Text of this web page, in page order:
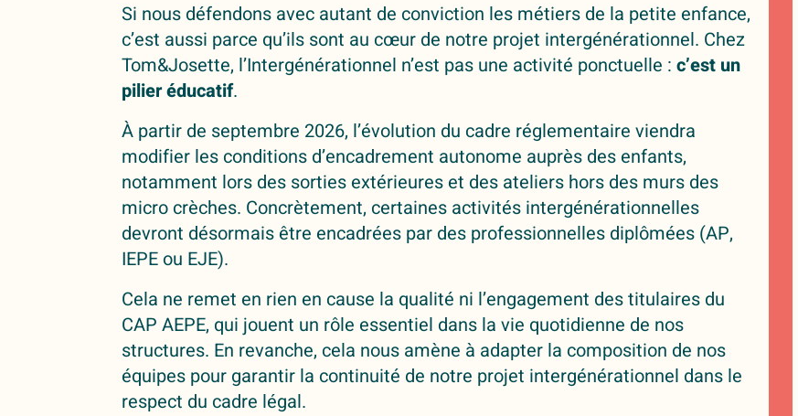
Si nous défendons avec autant de conviction les métiers de la petite enfance,
c’est aussi parce qu’ils sont au cœur de notre projet intergénérationnel. Chez
Tom&Josette, l’Intergénérationnel n’est pas une activité ponctuelle : c’est un
pilier éducatif.
À partir de septembre 2026, l’évolution du cadre réglementaire viendra
modifier les conditions d’encadrement autonome auprès des enfants,
notamment lors des sorties extérieures et des ateliers hors des murs des
micro crèches. Concrètement, certaines activités intergénérationnelles
devront désormais être encadrées par des professionnelles diplômées (AP,
IEPE ou EJE).
Cela ne remet en rien en cause la qualité ni l’engagement des titulaires du
CAP AEPE, qui jouent un rôle essentiel dans la vie quotidienne de nos
structures. En revanche, cela nous amène à adapter la composition de nos
équipes pour garantir la continuité de notre projet intergénérationnel dans le
respect du cadre légal.